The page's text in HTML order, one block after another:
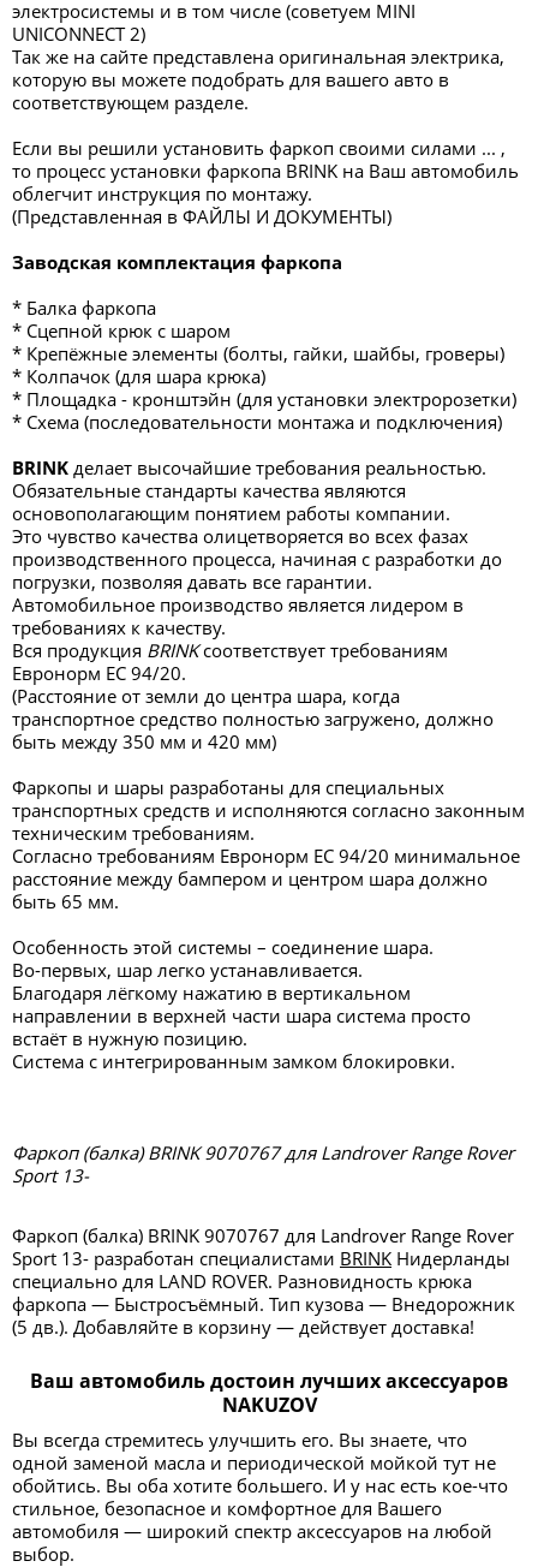
электросистемы и в том числе (советуем MINI
UNICONNECT 2)
Так же на сайте представлена оригинальная электрика,
которую вы можете подобрать для вашего авто в
соответствующем разделе.
Если вы решили установить фаркоп своими силами ... ,
то процесс установки фаркопа BRINK на Ваш автомобиль
облегчит инструкция по монтажу.
(Представленная в ФАЙЛЫ И ДОКУМЕНТЫ)
Заводская комплектация фаркопа
* Балка фаркопа
* Сцепной крюк с шаром
* Крепёжные элементы (болты, гайки, шайбы, гроверы)
* Колпачок (для шара крюка)
* Площадка - кронштэйн (для установки электророзетки)
* Схема (последовательности монтажа и подключения)
BRINK делает высочайшие требования реальностью.
Обязательные стандарты качества являются
основополагающим понятием работы компании.
Это чувство качества олицетворяется во всех фазах
производственного процесса, начиная с разработки до
погрузки, позволяя давать все гарантии.
Автомобильное производство является лидером в
требованиях к качеству.
Вся продукция BRINKсоответствует требованиям
Евронорм ЕС 94/20.
(Расстояние от земли до центра шара, когда
транспортное средство полностью загружено, должно
быть между 350 мм и 420 мм)
Фаркопы и шары разработаны для специальных
транспортных средств и исполняются согласно законным
техническим требованиям.
Согласно требованиям Евронорм ЕС 94/20 минимальное
расстояние между бампером и центром шара должно
быть 65 мм.
Особенность этой системы – соединение шара.
Во-первых, шар легко устанавливается.
Благодаря лёгкому нажатию в вертикальном
направлении в верхней части шара система просто
встаёт в нужную позицию.
Система с интегрированным замком блокировки.
Фаркоп (балка) BRINK 9070767 для Landrover Range Rover
Sport 13-
Фаркоп (балка) BRINK 9070767 для Landrover Range Rover
Sport 13- разработан специалистами BRINK Нидерланды
специально для LAND ROVER. Разновидность крюка
фаркопа — Быстросъёмный. Тип кузова — Внедорожник
(5 дв.). Добавляйте в корзину — действует доставка!
Ваш автомобиль достоин лучших аксессуаров
NAKUZOV
Вы всегда стремитесь улучшить его. Вы знаете, что
одной заменой масла и периодической мойкой тут не
обойтись. Вы оба хотите большего. И у нас есть кое-что
стильное, безопасное и комфортное для Вашего
автомобиля — широкий спектр аксессуаров на любой
выбор.